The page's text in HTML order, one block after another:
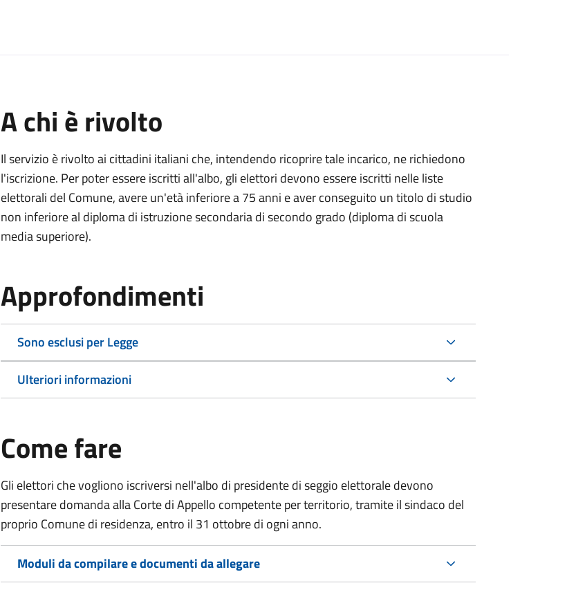
A chi è rivolto
Il servizio è rivolto ai cittadini italiani che, intendendo ricoprire tale incarico, ne richiedono
l'iscrizione. Per poter essere iscritti all'albo, gli elettori devono essere iscritti nelle liste
elettorali del Comune, avere un'età inferiore a 75 anni e aver conseguito un titolo di studio
non inferiore al diploma di istruzione secondaria di secondo grado (diploma di scuola
media superiore).
Approfondimenti
Sono esclusi per Legge
Ulteriori informazioni
Come fare
Gli elettori che vogliono iscriversi nell'albo di presidente di seggio elettorale devono
presentare domanda alla Corte di Appello competente per territorio, tramite il sindaco del
proprio Comune di residenza, entro il 31 ottobre di ogni anno.
Moduli da compilare e documenti da allegare